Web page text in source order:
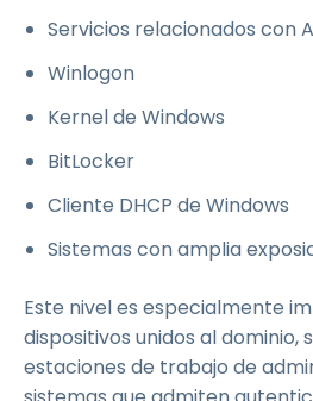
Servicios relacionados con
Winlogon
Kernel de Windows
BitLocker
Cliente DHCP de Windows
Sistemas con amplia
Este nivel es especialmente
dispositivos unidos al dominio,
estaciones de trabajo de